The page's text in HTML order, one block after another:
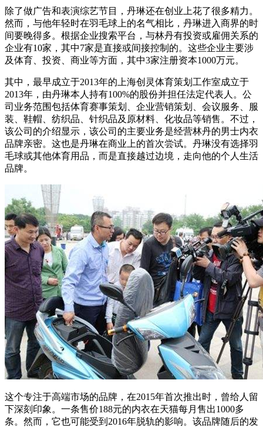
除了做广告和表演综艺节目，丹琳还在创业上花了很多精力。
然而，与他年轻时在羽毛球上的名气相比，丹琳进入商界的时
间要晚得多。根据企业搜索平台，与林丹有投资或雇佣关系的
企业有10家，其中7家是直接或间接控制的。这些企业主要涉
及体育、投资、商业等方面，其中3家注册资本1000万元。
其中，最早成立于2013年的上海创灵体育策划工作室成立于
2013年，由丹琳本人持有100%的股份并担任法定代表人。公
司业务范围包括体育赛事策划、企业营销策划、会议服务、服
装、鞋帽、纺织品、针织品及原材料、化妆品等销售。不过，
该公司的介绍显示，该公司的主要业务是经营林丹的男士内衣
品牌亲密。这也是丹琳在商业上的首次尝试。丹琳没有选择羽
毛球或其他体育用品，而是直接越过边境，走向他的个人生活
品牌。
这个专注于高端市场的品牌，在2015年首次推出时，曾给人留
下深刻印象。一条售价188元的内衣在天猫每月售出1000多
条。然而，它也可能受到2016年脱轨的影响。该品牌随后的发